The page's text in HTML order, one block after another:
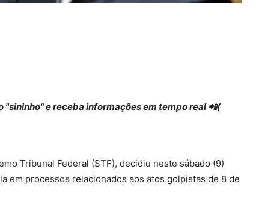
"sininho" e receba informações em tempo real 📲(
Tribunal Federal (STF), decidiu neste sábado (9)
em processos relacionados aos atos golpistas de 8 de